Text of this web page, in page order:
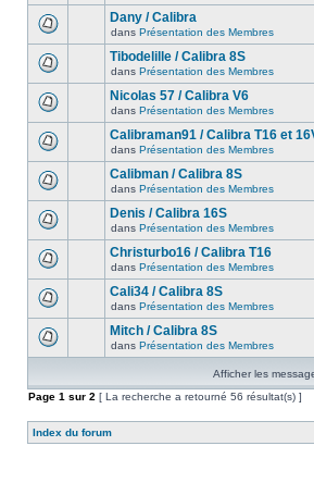
Dany / Calibra
dans Présentation des Membres
Tibodelille / Calibra 8S
dans Présentation des Membres
Nicolas 57 / Calibra V6
dans Présentation des Membres
Calibraman91 / Calibra T16 et
dans Présentation des Membres
Calibman / Calibra 8S
dans Présentation des Membres
Denis / Calibra 16S
dans Présentation des Membres
Christurbo16 / Calibra T16
dans Présentation des Membres
Cali34 / Calibra 8S
dans Présentation des Membres
Mitch / Calibra 8S
dans Présentation des Membres
Afficher les
Page 1 sur 2 [ La recherche a retourné 56 résultat(s) ]
Index du forum